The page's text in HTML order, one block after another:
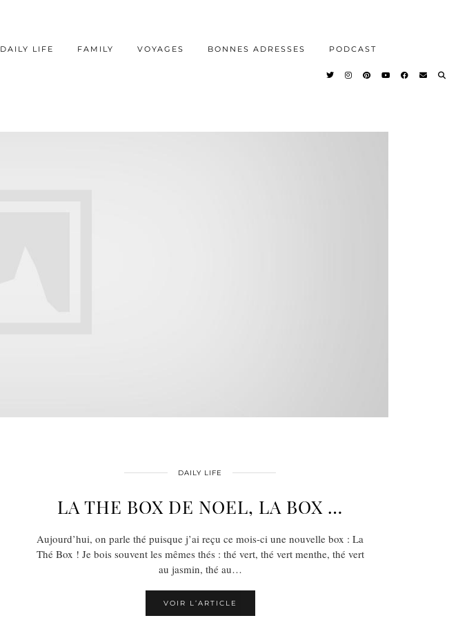
DAILY LIFE FAMILY VOYAGES BONNES ADRESSES PODCAST
DAILY LIFE
LA THE BOX DE NOEL, LA BOX …
Aujourd’hui, on parle thé puisque j’ai reçu ce mois-ci une nouvelle box : La
Thé Box ! Je bois souvent les mêmes thés : thé vert, thé vert menthe, thé vert
au jasmin, thé au…
VOIR L’ARTICLE